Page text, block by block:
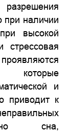
при наличии
высокой
стрессовая
которые
и
приводит к
сна,